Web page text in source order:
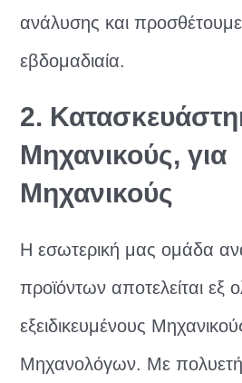
ανάλυσης και
εβδομαδιαία.
2.
Μηχανικούς, για
Μηχανικούς
Η εσωτερική μας ομάδα
προϊόντων αποτελείται εξ
εξειδικευμένους
Μηχανολόγων. Με πολυετή